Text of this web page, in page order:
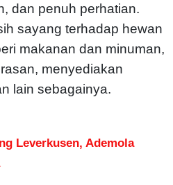
dan penuh perhatian.
sayang terhadap hewan
makanan dan minuman,
menyediakan
lain sebagainya.
Leverkusen, Ademola